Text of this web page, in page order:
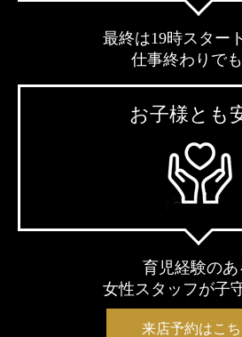
最終は19時スター
仕事終わりで
お子様とも
育児経験のあ
女性スタッフが子
来店予約はこ